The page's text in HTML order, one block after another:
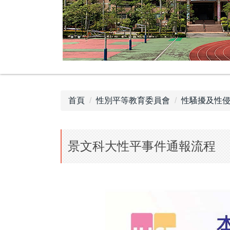
首頁 性別平等教育委員會 性騷擾及性
景文科大性平事件通報流程